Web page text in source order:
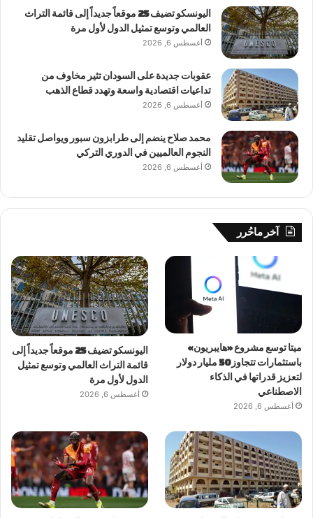
اليونسكو تضيف 25 موقعاً جديداً إلى قائمة التراث
العالمي وتوسع تمثيل الدول لأول مرة
أغسطس 6, 2026
عقوبات جديدة على السودان تثير مخاوف من
تداعيات اقتصادية واسعة وتهدد قطاع الذهب
أغسطس 6, 2026
محمد صلاح ينضم إلى طرابزون سبور ويواصل تقليد
النجوم العالميين في الدوري التركي
أغسطس 6, 2026
آخر ماحُرر
ميتا توسع مشروع «هايبريون»
باستثمارات تتجاوز 50 مليار دولار
لتعزيز قدراتها في الذكاء
الاصطناعي
أغسطس 6, 2026
اليونسكو تضيف 25 موقعاً جديداً إلى
قائمة التراث العالمي وتوسع تمثيل
الدول لأول مرة
أغسطس 6, 2026